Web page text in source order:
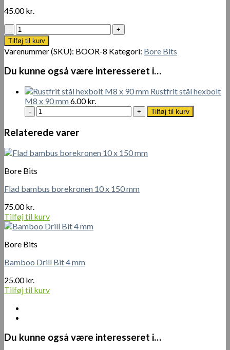
45.00kr.
Bambus
Bor
8
mm
antal
Tilføj til kurv
Varenummer (SKU): BOOR-8 Kategori: Bore Bits
Du kunne også være interesseret i…
Rustfrit stål hexbolt
M8 x 90 mm6.00kr.
Rustfrit
stål
hexbolt
90
mm
Tilføj til kurv
Relaterede varer
Bore Bits
Flad bambus borekronen 10 x 150 mm
75.00kr.
Tilføj til kurv
Bore Bits
Bamboo Drill Bit 4 mm
25.00kr.
Tilføj til kurv
Du kunne også være interesseret i…